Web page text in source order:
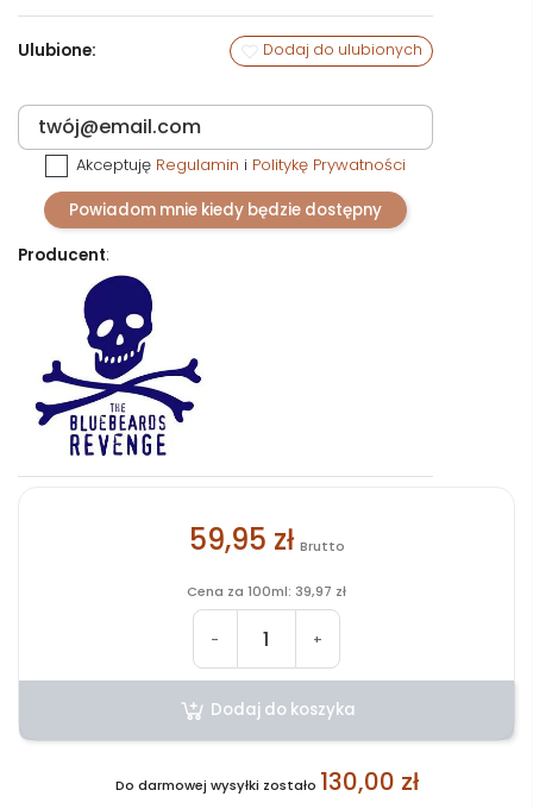
Ulubione: Dodaj do ulubionych
Akceptuję Regulamin i Politykę Prywatności
Powiadom mnie kiedy będzie dostępny
Producent:
59,95 zł Brutto
Cena za 100ml: 39,97 zł
- +
Dodaj do koszyka
Do darmowej wysyłki zostało 130,00 zł